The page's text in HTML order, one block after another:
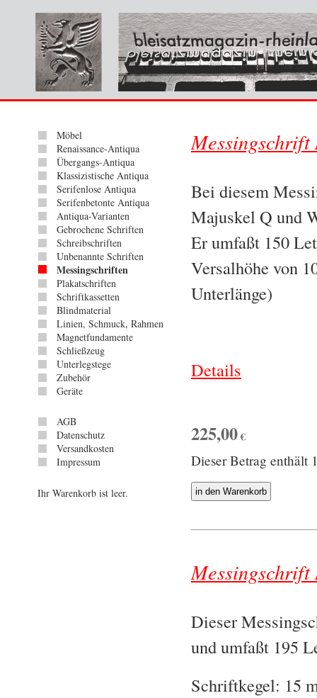
Möbel
Renaissance-Antiqua
Übergangs-Antiqua
Klassizistische Antiqua
Serifenlose Antiqua
Serifenbetonte Antiqua
Antiqua-Varianten
Gebrochene Schriften
Schreibschriften
Unbenannte Schriften
Messingschriften
Plakatschriften
Schriftkassetten
Blindmaterial
Linien, Schmuck, Rahmen
Magnetfundamente
Schließzeug
Unterlegstege
Zubehör
Geräte
AGB
Datenschutz
Versandkosten
Impressum
Ihr Warenkorb ist leer.
Messingschrift
Bei diesem
Majuskel Q und
Er umfaßt 150
Versalhöhe von
Unterlänge)
Details
225,00€
Dieser Betrag
Messingschrift
Dieser
und umfaßt 195
Schriftkegel: 15